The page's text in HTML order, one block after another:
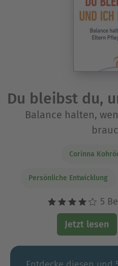
Du bleibst du,
Balance halten,
Corinna
Persönliche Entwicklung
5
Jetzt lesen